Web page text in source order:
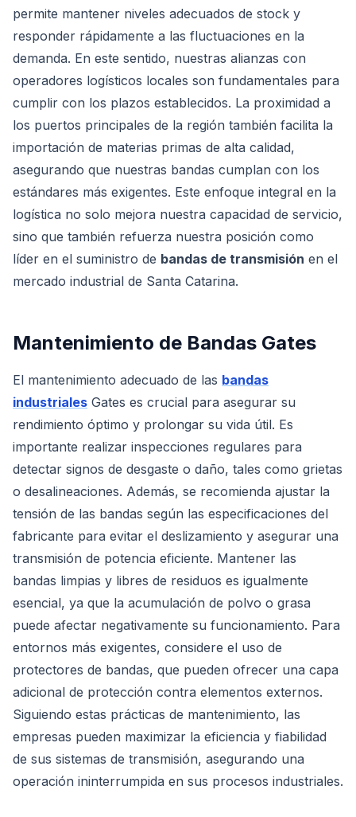
permite mantener niveles adecuados de stock y
responder rápidamente a las fluctuaciones en la
demanda. En este sentido, nuestras alianzas con
operadores logísticos locales son fundamentales para
cumplir con los plazos establecidos. La proximidad a
los puertos principales de la región también facilita la
importación de materias primas de alta calidad,
asegurando que nuestras bandas cumplan con los
estándares más exigentes. Este enfoque integral en la
logística no solo mejora nuestra capacidad de servicio,
sino que también refuerza nuestra posición como
líder en el suministro de bandas de transmisión en el
mercado industrial de Santa Catarina.
Mantenimiento de Bandas Gates
El mantenimiento adecuado de las bandas
industriales Gates es crucial para asegurar su
rendimiento óptimo y prolongar su vida útil. Es
importante realizar inspecciones regulares para
detectar signos de desgaste o daño, tales como grietas
o desalineaciones. Además, se recomienda ajustar la
tensión de las bandas según las especificaciones del
fabricante para evitar el deslizamiento y asegurar una
transmisión de potencia eficiente. Mantener las
bandas limpias y libres de residuos es igualmente
esencial, ya que la acumulación de polvo o grasa
puede afectar negativamente su funcionamiento. Para
entornos más exigentes, considere el uso de
protectores de bandas, que pueden ofrecer una capa
adicional de protección contra elementos externos.
Siguiendo estas prácticas de mantenimiento, las
empresas pueden maximizar la eficiencia y fiabilidad
de sus sistemas de transmisión, asegurando una
operación ininterrumpida en sus procesos industriales.